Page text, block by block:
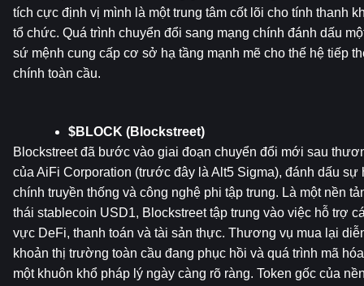
tích cực định vị mình là một trung tâm cốt lõi cho tính thanh
tổ chức. Quá trình chuyển đổi sang mạng chính đánh dấu
sứ mệnh cung cấp cơ sở hạ tầng mạnh mẽ cho thế hệ tiếp
chính toàn cầu.
$BLOCK (Blockstreet)
Blockstreet đã bước vào giai đoạn chuyển đổi mới sau
của AiFi Corporation (trước đây là Alt5 Sigma), đánh dấu sự
chính truyền thống và công nghệ phi tập trung. Là một nền
thái stablecoin USD1, Blockstreet tập trung vào việc hỗ trợ
vực DeFi, thanh toán và tài sản thực. Thương vụ mua lại
khoản thị trường toàn cầu đang phục hồi và quá trình mã
một khuôn khổ pháp lý ngày càng rõ ràng. Token gốc của